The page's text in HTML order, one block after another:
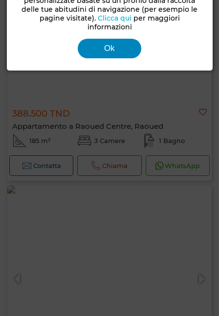
388.500 TND
Appartamento a Raoued Centre, Raoued
185 m² 3 Camere 1 Bagno
Contatta Chiama WhatsApp
delle tue abitudini di navigazione (per esempio le
pagine visitate). Clicca qui per maggiori
informazioni
Ok